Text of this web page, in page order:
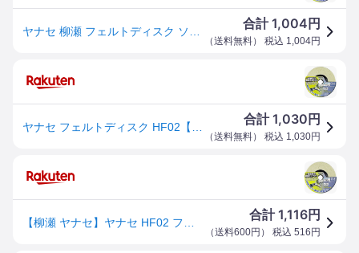
合計1,004 円
（送料無料） 税込 1,004円
合計1,030 円
（送料無料） 税込 1,030円
合計1,116円
（送料600円 ） 税込 516 円